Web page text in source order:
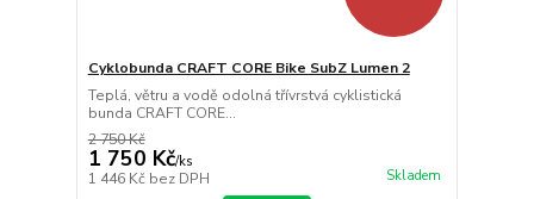
Cyklobunda CRAFT CORE Bike SubZ Lumen 2
Teplá, větru a vodě odolná třívrstvá cyklistická
bunda CRAFT CORE...
2 750 Kč
1 750 Kč/ks
1 446 Kč bez DPH Skladem